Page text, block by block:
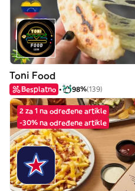
Toni Food
Besplatno 98%(139)
2 za 1 na određene artikle
-30% na određene artikle